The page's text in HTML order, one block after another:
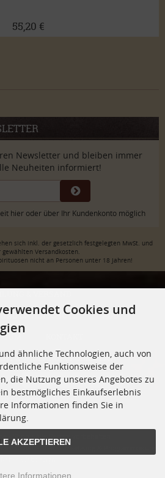
55,20 €
Newsletter und bleiben immer
Neuheiten informiert!
hier oder über Ihr Kundenkonto möglich
sich inkl. der gesetzlich festgelegten MwSt. und
gewählten Versandkosten.
nicht an Personen unter 18 Jahren!
DATENSCHUTZ
AGB
& WIDERRUFSFORMULAR
VERTRAG WIDERRUFEN
EINSTELLUNGEN
© 2009-2026 • Umsetzung & Programmierung
Cookies und
ähnliche Technologien, auch von
Funktionsweise der
die Nutzung unseres Angebotes zu
bestmögliches Einkaufserlebnis
Informationen finden Sie in
AKZEPTIEREN
Informationen